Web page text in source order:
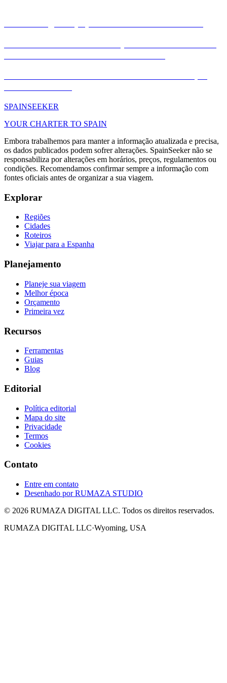
SPAINSEEKER
YOUR CHARTER TO SPAIN
Embora trabalhemos para manter a informação atualizada e precisa,
os dados publicados podem sofrer alterações. SpainSeeker não se
responsabiliza por alterações em horários, preços, regulamentos ou
condições. Recomendamos confirmar sempre a informação com
fontes oficiais antes de organizar a sua viagem.
Explorar
Regiões
Cidades
Roteiros
Viajar para a Espanha
Planejamento
Planeje sua viagem
Melhor época
Orçamento
Primeira vez
Recursos
Ferramentas
Guias
Blog
Editorial
Política editorial
Mapa do site
Privacidade
Termos
Cookies
Contato
Entre em contato
Desenhado porRUMAZA STUDIO
© 2026 RUMAZA DIGITAL LLC. Todos os direitos reservados.
RUMAZA DIGITAL LLC·Wyoming, USA